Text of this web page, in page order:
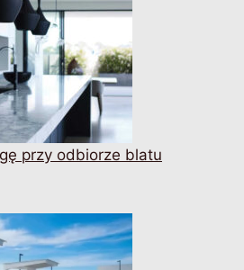
przy odbiorze blatu